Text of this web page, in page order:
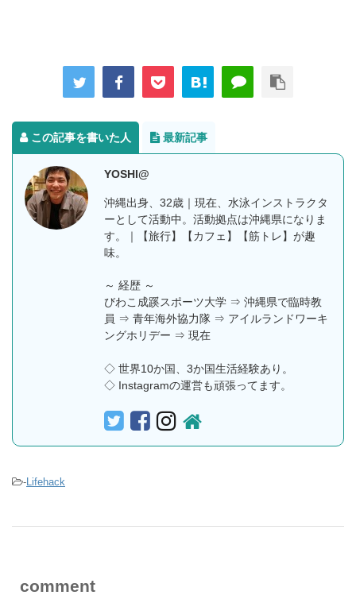
この記事を書いた人 最新記事
YOSHI@
沖縄出身、32歳｜現在、水泳インストラクタ
ーとして活動中。活動拠点は沖縄県になりま
す。｜【旅行】【カフェ】【筋トレ】が趣
味。
～ 経歴 ～
びわこ成蹊スポーツ大学 ⇒ 沖縄県で臨時教
員 ⇒ 青年海外協力隊 ⇒ アイルランドワーキ
ングホリデー ⇒ 現在
◇ 世界10か国、3か国生活経験あり。
◇ Instagramの運営も頑張ってます。
-Lifehack
comment